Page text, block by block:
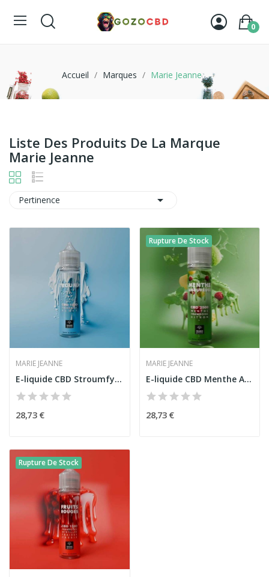
0
Accueil Marques Marie Jeanne
Liste Des Produits De La Marque
Marie Jeanne
Pertinence 
MARIE JEANNE
E-liquide CBD Stroumfy 50ml - Marie Jeanne -...
28,73 €
Rupture De Stock
MARIE JEANNE
E-liquide CBD Menthe Amoureuse 50ml Marie...
28,73 €
Rupture De Stock